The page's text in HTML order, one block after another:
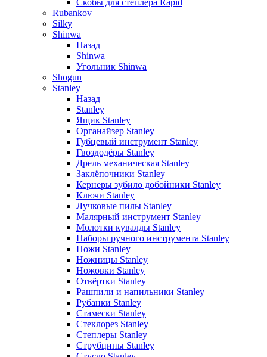
Скобы для cтеплера Rapid
Rubankov
Silky
Shinwa
Назад
Shinwa
Угольник Shinwa
Shogun
Stanley
Назад
Stanley
Ящик Stanley
Органайзер Stanley
Губцевый инструмент Stanley
Гвоздодёры Stanley
Дрель механическая Stanley
Заклёпочники Stanley
Кернеры зубило добойники Stanley
Ключи Stanley
Лучковые пилы Stanley
Малярный инструмент Stanley
Молотки кувалды Stanley
Наборы ручного инструмента Stanley
Ножи Stanley
Ножницы Stanley
Ножовки Stanley
Отвёртки Stanley
Рашпили и напильники Stanley
Рубанки Stanley
Стамески Stanley
Стеклорез Stanley
Степлеры Stanley
Струбцины Stanley